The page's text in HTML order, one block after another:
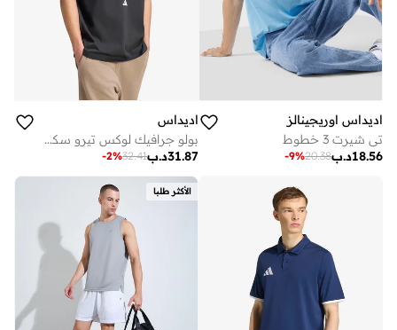
اديداس اوريجينالز
تي شيرت 3 خطوط
د.ب18.56
20.38
-9%
اديداس
بولو جرافيك لوكس تيرو سكريبت
د.ب31.87
32.41
-2%
الأكثر طلبا